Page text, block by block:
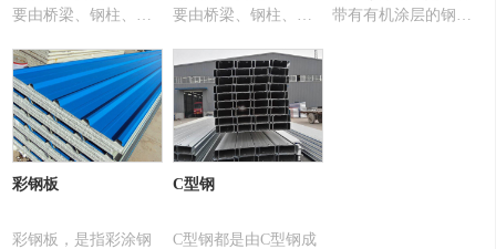
要由桥梁、钢柱、钢
中心一般是采用焊
接、螺栓、铆钉、自
攻钉等方式进行连
接，
要由桥梁、钢柱、钢
中心一般是采用焊
接、螺栓、铆钉、自
攻钉等方式进行连
接，
带有有机涂层的钢
彩钢板
彩钢板，是指彩涂钢
C型钢
C型钢都是由C型钢成